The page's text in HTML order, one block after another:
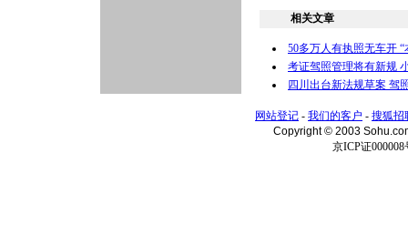
相关文章
50多万人有执照无车开
考证驾照管理将有新规
四川出台新法规草案 驾
网站登记 - 我们的客户 - 搜狐招
Copyright © 2003
京ICP证